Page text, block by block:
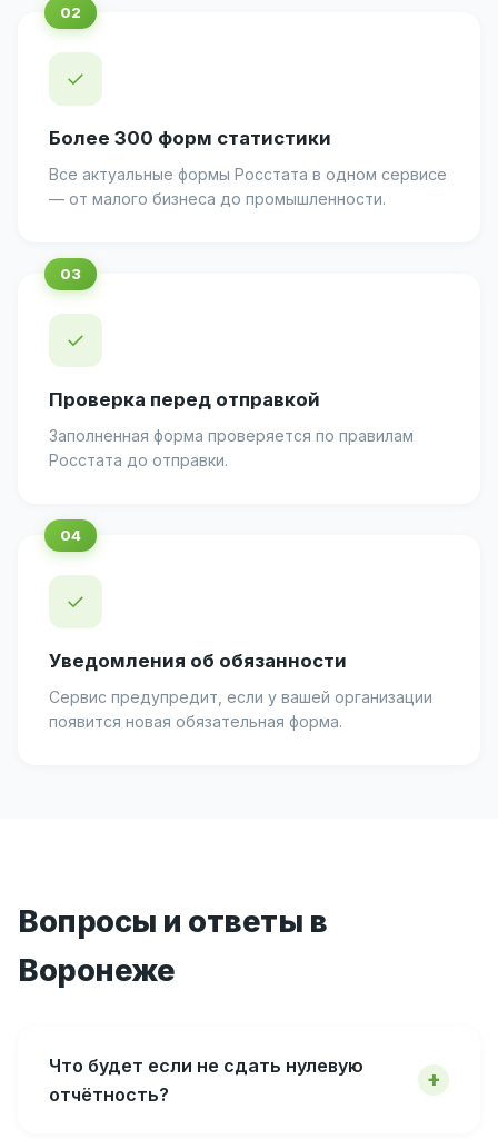
✓
Более 300 форм статистики
Все актуальные формы Росстата в одном сервисе
— от малого бизнеса до промышленности.
✓
Проверка перед отправкой
Заполненная форма проверяется по правилам
Росстата до отправки.
✓
Уведомления об обязанности
Сервис предупредит, если у вашей организации
появится новая обязательная форма.
Вопросы и ответы в
Воронеже
Что будет если не сдать нулевую
отчётность?